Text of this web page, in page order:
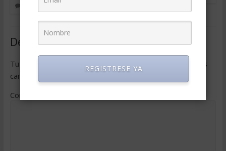
Deja una respuesta
Tu dirección de correo electrónico no será publicada.
Los
campos obligatorios están marcados con
Comentario
REGISTRESE YA